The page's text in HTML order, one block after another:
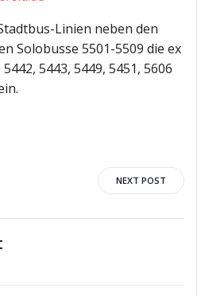
Linien neben den
Solobusse 5501-5509 die ex
5443, 5449, 5451, 5606
navigation
NEXT POST